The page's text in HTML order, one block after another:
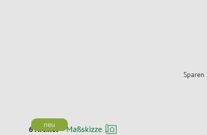
6 Artikel Maßskizze
neu
neu
neu
neu